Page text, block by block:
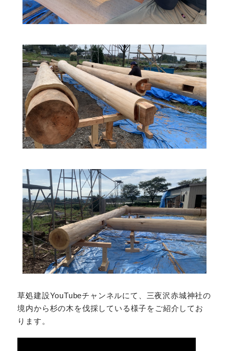
草処建設YouTubeチャンネルにて、三夜沢赤城神社の
境内から杉の木を伐採している様子をご紹介してお
ります。